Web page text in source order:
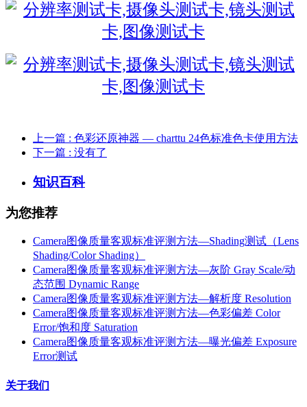
上一篇 : 色彩还原神器 — charttu 24色标准色卡使用方法
下一篇 : 没有了
知识百科
为您推荐
Camera图像质量客观标准评测方法—Shading测试（Lens
Shading/Color Shading）
Camera图像质量客观标准评测方法—灰阶 Gray Scale/动
态范围 Dynamic Range
Camera图像质量客观标准评测方法—解析度 Resolution
Camera图像质量客观标准评测方法—色彩偏差 Color
Error/饱和度 Saturation
Camera图像质量客观标准评测方法—曝光偏差 Exposure
Error测试
关于我们